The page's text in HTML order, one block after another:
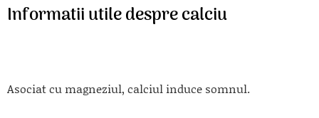
Informatii utile despre calciu
Asociat cu magneziul, calciul induce somnul.